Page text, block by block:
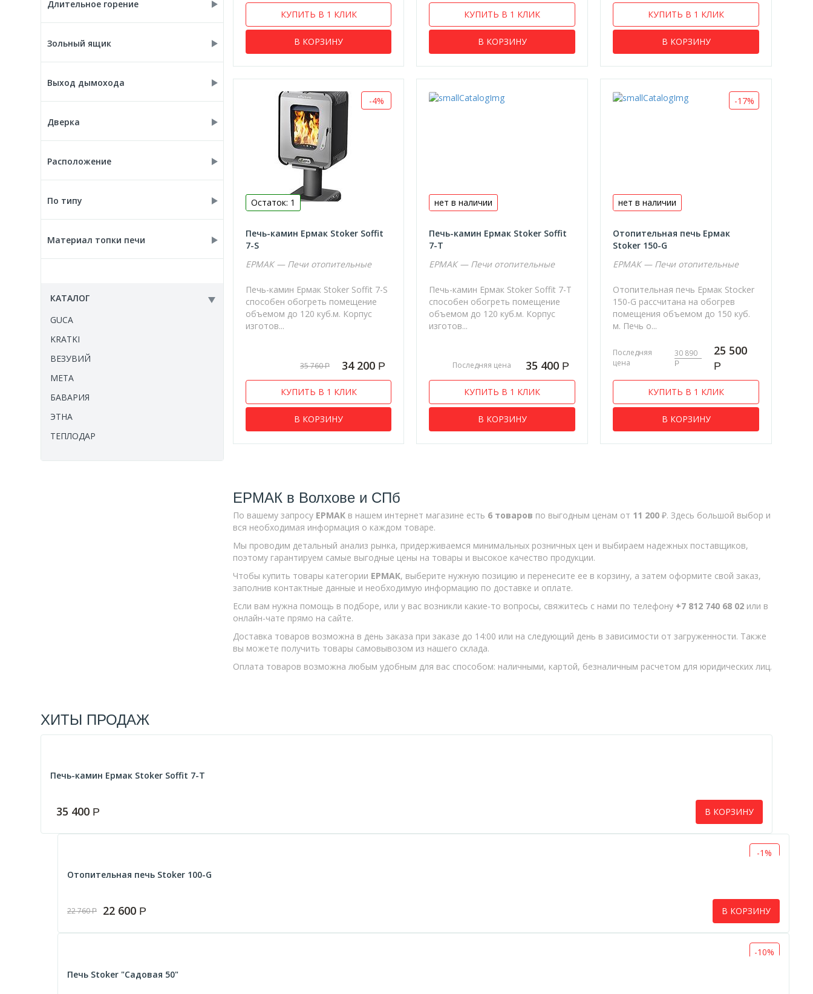
Длительное горение
Зольный ящик
Выход дымохода
Дверка
Расположение
По типу
Материал топки печи
КАТАЛОГ
GUCA
KRATKI
ВЕЗУВИЙ
МЕТА
БАВАРИЯ
ЭТНА
ТЕПЛОДАР
КУПИТЬ В 1 КЛИК
В КОРЗИНУ
КУПИТЬ В 1 КЛИК
В КОРЗИНУ
КУПИТЬ В 1 КЛИК
В КОРЗИНУ
-4%
Остаток: 1
Печь-камин Ермак Stoker Soffit
7-S
ЕРМАК — Печи отопительные
Печь-камин Ермак Stoker Soffit 7-S
способен обогреть помещение
объемом до 120 куб.м. Корпус
изготов...
35 760Р 34 200 Р
КУПИТЬ В 1 КЛИК
В КОРЗИНУ
нет в наличии
Печь-камин Ермак Stoker Soffit
7-T
ЕРМАК — Печи отопительные
Печь-камин Ермак Stoker Soffit 7-T
способен обогреть помещение
объемом до 120 куб.м. Корпус
изготов...
Последняя цена 35 400 Р
КУПИТЬ В 1 КЛИК
В КОРЗИНУ
-17%
нет в наличии
Отопительная печь Ермак
Stoker 150-G
ЕРМАК — Печи отопительные
Отопительная печь Ермак Stocker
150-G рассчитана на обогрев
помещения объемом до 150 куб.
м. Печь о...
Последняя
цена
30 890
Р
25 500
Р
КУПИТЬ В 1 КЛИК
В КОРЗИНУ
ЕРМАК в Волхове и СПб
По вашему запросу ЕРМАКв нашем интернет магазине есть 6 товаров по выгодным ценам от 11 200₽. Здесь большой выбор и
вся необходимая информация о каждом товаре.
Мы проводим детальный анализ рынка, придерживаемся минимальных розничных цен и выбираем надежных поставщиков,
поэтому гарантируем самые выгодные цены на товары и высокое качество продукции.
Чтобы купить товары категории ЕРМАК, выберите нужную позицию и перенесите ее в корзину, а затем оформите свой заказ,
заполнив контактные данные и необходимую информацию по доставке и оплате.
Если вам нужна помощь в подборе, или у вас возникли какие-то вопросы, свяжитесь с нами по телефону +7 812 740 68 02или в
онлайн-чате прямо на сайте.
Доставка товаров возможна в день заказа при заказе до 14:00 или на следующий день в зависимости от загруженности. Также
вы можете получить товары самовывозом из нашего склада.
Оплата товаров возможна любым удобным для вас способом: наличными, картой, безналичным расчетом для юридических лиц.
ХИТЫ ПРОДАЖ
Печь-камин Ермак Stoker Soffit 7-T
35 400 Р В КОРЗИНУ
-1%
Отопительная печь Stoker 100-G
22 760Р 22 600 Р В КОРЗИНУ
-10%
Печь Stoker "Садовая 50"